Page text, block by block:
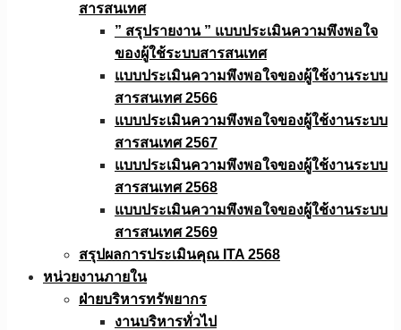
สารสนเทศ
” สรุปรายงาน ” แบบประเมินความพึงพอใจ
ของผู้ใช้ระบบสารสนเทศ
แบบประเมินความพึงพอใจของผู้ใช้งานระบบ
สารสนเทศ 2566
แบบประเมินความพึงพอใจของผู้ใช้งานระบบ
สารสนเทศ 2567
แบบประเมินความพึงพอใจของผู้ใช้งานระบบ
สารสนเทศ 2568
แบบประเมินความพึงพอใจของผู้ใช้งานระบบ
สารสนเทศ 2569
สรุปผลการประเมินคุณ ITA 2568
หน่วยงานภายใน
ฝ่ายบริหารทรัพยากร
งานบริหารทั่วไป